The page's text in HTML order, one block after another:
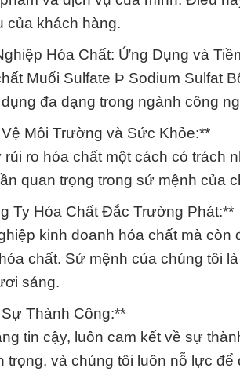
của khách hàng.
Hóa Chất: Ứng Dụng và
Muối Sulfate Þ Sodium Sulfat
đa dạng trong ngành công
Môi Trường và Sức Khỏe:**
ro hóa chất một cách có trách
quan trọng trong sứ mệnh của
Ty Hóa Chất Đắc Trường Phát:**
kinh doanh hóa chất mà
chất. Sứ mệnh của chúng tôi
sáng.
Thành Công:**
tin cậy, luôn cam kết về sự
trọng, và chúng tôi luôn nỗ lực